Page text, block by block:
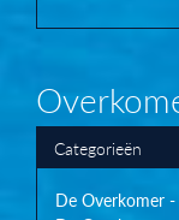
Categorieën
De Overkomer